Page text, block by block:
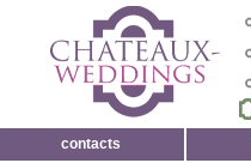
contacts